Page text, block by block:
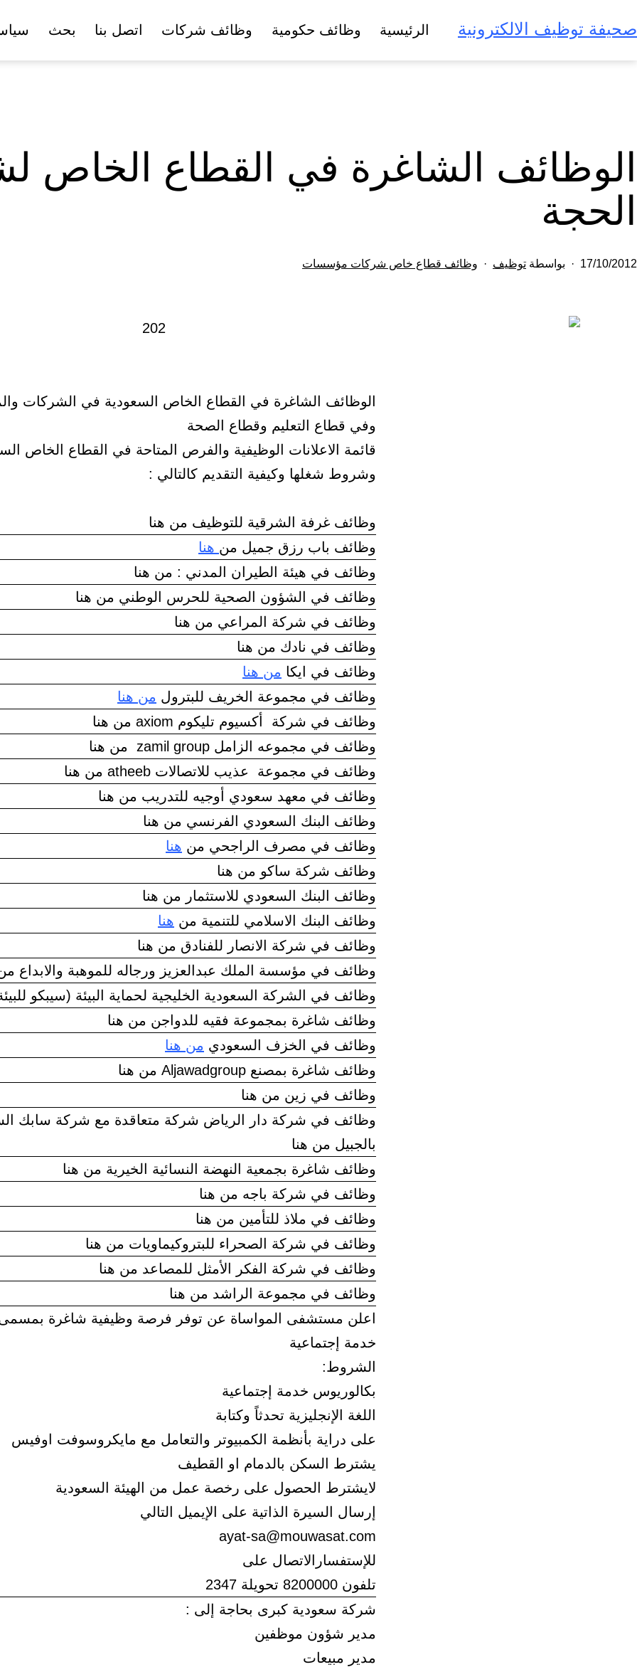
إلى
المحتوى
صحيفة توظيف الالكترونية الرئيسية وظائف حكومية وظائف شركات اتصل بنا بحث
الوظائف الشاغرة في القطاع الخاص
الحجة
تم
17/10/2012 بواسطة توظيف
مصنف
وظائف قطاع خاص شركات مؤسسات
الوظائف الشاغرة في القطاع الخاص السعودية في الشركات
وفي قطاع التعليم وقطاع الصحة
قائمة الاعلانات الوظيفية والفرص المتاحة في القطاع الخاص
وشروط شغلها وكيفية التقديم كالتالي :
وظائف غرفة الشرقية للتوظيف من هنا
وظائف باب رزق جميل من هنا
وظائف في هيئة الطيران المدني : من هنا
وظائف في الشؤون الصحية للحرس الوطني من هنا
وظائف في شركة المراعي من هنا
وظائف في نادك من هنا
وظائف في ايكا من هنا
وظائف في مجموعة الخريف للبترول من هنا
وظائف في شركة أكسيوم تليكوم axiom من هنا
وظائف في مجموعه الزامل zamil group من هنا
وظائف في مجموعة عذيب للاتصالات atheeb من هنا
وظائف في معهد سعودي أوجيه للتدريب من هنا
وظائف البنك السعودي الفرنسي من هنا
وظائف في مصرف الراجحي من هنا
وظائف شركة ساكو من هنا
وظائف البنك السعودي للاستثمار من هنا
وظائف البنك الاسلامي للتنمية من هنا
وظائف في شركة الانصار للفنادق من هنا
وظائف في مؤسسة الملك عبدالعزيز ورجاله للموهبة والابداع
وظائف في الشركة السعودية الخليجية لحماية البيئة (سيبكو
وظائف شاغرة بمجموعة فقيه للدواجن من هنا
وظائف في الخزف السعودي من هنا
وظائف شاغرة بمصنع Aljawadgroup من هنا
وظائف في زين من هنا
وظائف في شركة دار الرياض شركة متعاقدة مع شركة سابك
بالجبيل من هنا
وظائف شاغرة بجمعية النهضة النسائية الخيرية من هنا
وظائف في شركة باجه من هنا
وظائف في ملاذ للتأمين من هنا
وظائف في شركة الصحراء للبتروكيماويات من هنا
وظائف في شركة الفكر الأمثل للمصاعد من هنا
وظائف في مجموعة الراشد من هنا
اعلن مستشفى المواساة عن توفر فرصة وظيفية شاغرة
خدمة إجتماعية
الشروط:
بكالوريوس خدمة إجتماعية
اللغة الإنجليزية تحدثاً وكتابة
على دراية بأنظمة الكمبيوتر والتعامل مع مايكروسوفت اوفيس
يشترط السكن بالدمام او القطيف
لايشترط الحصول على رخصة عمل من الهيئة السعودية
إرسال السيرة الذاتية على الإيميل التالي
ayat-sa@mouwasat.com
للإستفسارالاتصال على
تلفون 8200000 تحويلة 2347
شركة سعودية كبرى بحاجة إلى :
مدير شؤون موظفين
مدير مبيعات